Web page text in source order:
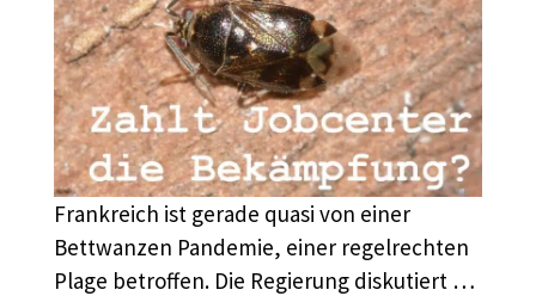
Frankreich ist gerade quasi von einer
Bettwanzen Pandemie, einer regelrechten
Plage betroffen. Die Regierung diskutiert …